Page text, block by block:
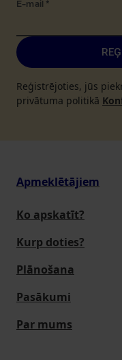
E-mail *
Reģistrējoties, jūs
privātuma politikā
Apmeklētājiem
Ko apskatīt?
Kurp doties?
Plānošana
Pasākumi
Par mums